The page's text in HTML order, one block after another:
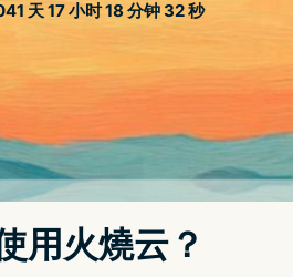
也会推荐小编认为 CP 值最
照的人，正确使用偏光镜，
大师，省去後制调色的麻